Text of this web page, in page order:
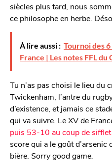
siècles plus tard, nous
ce philosophe en herbe.
À lire aussi : Tournoi des
France | Les notes FFL du
Tu n’as pas choisi le lieu du
Twickenham, l’antre du
d’existence, et jamais ce
qui va suivre. Le XV de
puis 53-10 au coup de
score qui a le goût d’arsenic
bière. Sorry good game.